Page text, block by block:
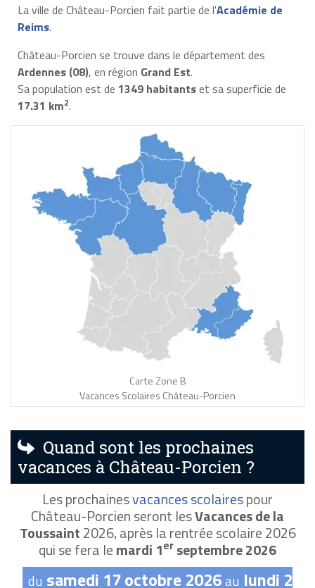
La ville de Château-Porcien fait partie de l'Académie de
Reims.
Château-Porcien se trouve dans le département des
Ardennes (08), en région Grand Est.
Sa population est de 1349 habitantset sa superficie de
17.31 km2.
Carte Zone B
Vacances Scolaires Château-Porcien
Quand sont les prochaines
vacances à Château-Porcien ?
Les prochainesvacances scolairespour
Château-Porcien seront lesVacances de la
Toussaint2026, après la rentrée scolaire 2026
qui se fera lemardi 1er septembre 2026
du samedi 17 octobre 2026au lundi 2